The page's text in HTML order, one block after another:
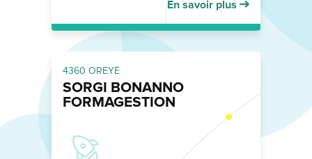
En savoir plus
4360 OREYE
SORGI BONANNO
FORMAGESTION